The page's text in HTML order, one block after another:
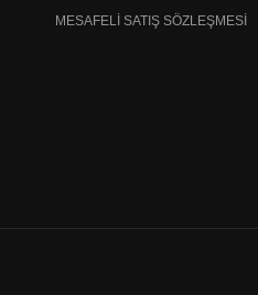
MESAFELİ SATIŞ SÖZLEŞMESİ